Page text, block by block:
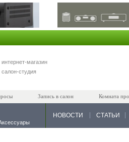
интернет-магазин
салон-студия
Запись в салон Комната
НОВОСТИ СТАТЬИ